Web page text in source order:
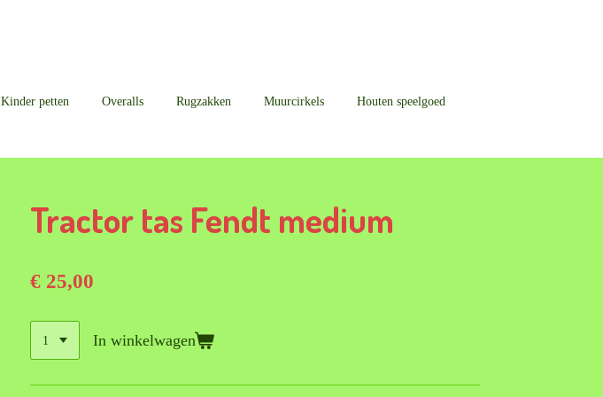
Kinder petten Overalls Rugzakken Muurcirkels
Houten speelgoed
Tractor tas Fendt medium
€ 25,00
In winkelwagen